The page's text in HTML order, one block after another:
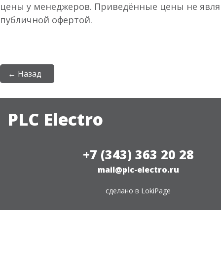
цены у менеджеров. Приведённые цены не
публичной офертой.
← Назад
PLC Electro
+7 (343) 363 20 28
mail@plc-electro.ru
сделано в LokiPage